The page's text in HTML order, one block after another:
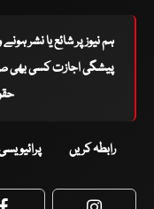
ہم نیوز پر شائع یا نشر
پیشگی اجازت کسی بھی
رابطہ کریں